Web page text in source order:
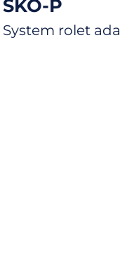
SKO-P
System rolet